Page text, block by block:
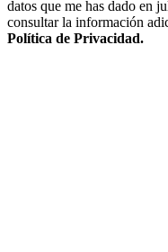
datos que me has dado en
consultar la información
Política de Privacidad.